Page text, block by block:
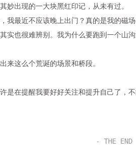
妙出现的一大块黑红印记，从未有过。
我最近不应该晚上出门？真的是我的磁
实也很难辨别。我为什么要跑到一个山
来这么个荒诞的场景和桥段。
是在提醒我要好好关注和提升自己了，不
- THE